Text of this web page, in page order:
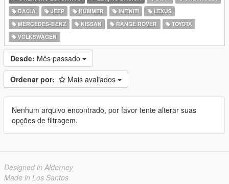
DACIA
JEEP HUMMER INFINITI
LEXUS
MERCEDES-BENZ
NISSAN RANGE ROVER
TOYOTA
VOLKSWAGEN
Desde: Mês passado
Ordenar por: Mais avaliados
Nenhum arquivo encontrado, por favor tente alterar suas
opções de filtragem.
Designed in Alderney
Made in Los Santos